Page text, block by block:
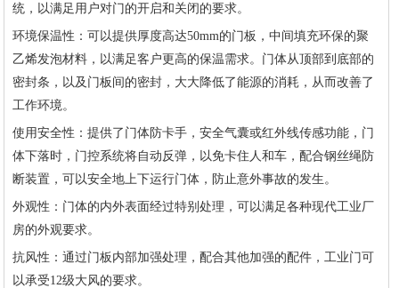
统，以满足用户对门的开启和关闭的要求。
环境保温性：可以提供厚度高达50mm的门板，中间填充环保的聚
乙烯发泡材料，以满足客户更高的保温需求。门体从顶部到底部的
密封条，以及门板间的密封，大大降低了能源的消耗，从而改善了
工作环境。
使用安全性：提供了门体防卡手，安全气囊或红外线传感功能，门
体下落时，门控系统将自动反弹，以免卡住人和车，配合钢丝绳防
断装置，可以安全地上下运行门体，防止意外事故的发生。
外观性：门体的内外表面经过特别处理，可以满足各种现代工业厂
房的外观要求。
抗风性：通过门板内部加强处理，配合其他加强的配件，工业门可
以承受12级大风的要求。